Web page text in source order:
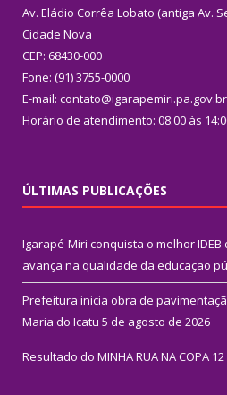
Av. Eládio Corrêa Lobato (antiga Av.
Cidade Nova
CEP: 68430-000
Fone: (91) 3755-0000
E-mail: contato@igarapemiri.pa.gov.br
Horário de atendimento: 08:00 às
ÚLTIMAS PUBLICAÇÕES
Igarapé-Miri conquista o melhor IDEB
avança na qualidade da educação
Prefeitura inicia obra de
Maria do Icatu 5 de agosto de 2026
Resultado do MINHA RUA NA COPA